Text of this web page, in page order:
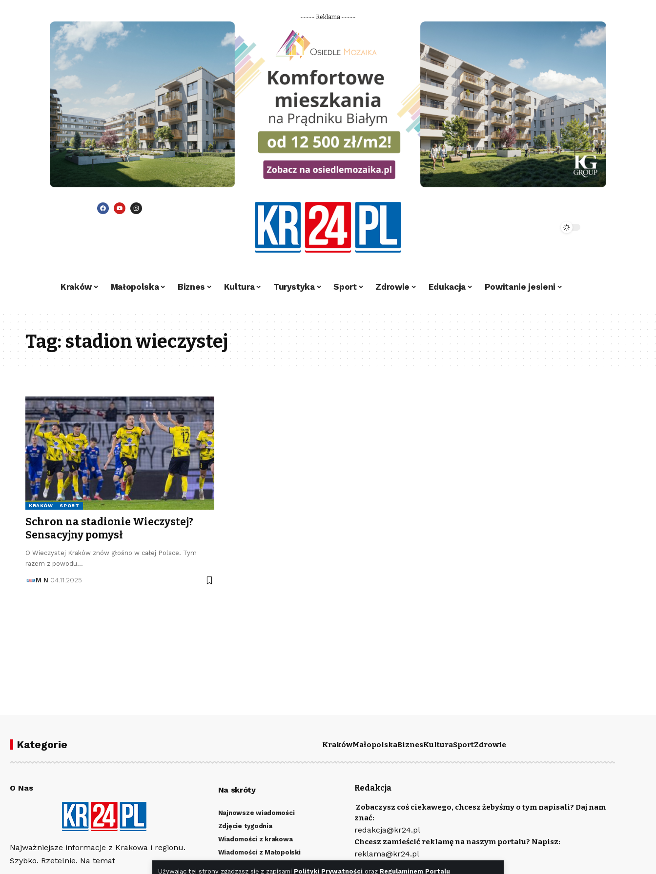
Używając tej strony zgadzasz się z zapisami Polityki Prywatności oraz Regulaminem Portalu
----- Reklama -----
Kraków Małopolska Biznes Kultura Turystyka Sport Zdrowie Edukacja Powitanie jesieni
Tag:stadion wieczystej
KRAKÓW SPORT
Schron na stadionie Wieczystej?
Sensacyjny pomysł
O Wieczystej Kraków znów głośno w całej Polsce. Tym
razem z powodu…
M N 04.11.2025
Kategorie KrakówMałopolskaBiznesKulturaSportZdrowie
O Nas
Najważniejsze informacje z Krakowa i regionu.
Szybko. Rzetelnie. Na temat
Na skróty
Najnowsze wiadomości
Zdjęcie tygodnia
Wiadomości z krakowa
Wiadomości z Małopolski
Redakcja
Zobaczysz coś ciekawego, chcesz żebyśmy o tym napisali? Daj nam
znać:
redakcja@kr24.pl
Chcesz zamieścić reklamę na naszym portalu? Napisz:
reklama@kr24.pl
Wydawcą portalu jest